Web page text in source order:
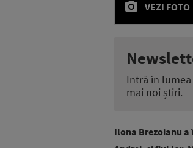
VEZI FOTO
Intră în lumea
mai noi știri.
Ilona Brezoianu